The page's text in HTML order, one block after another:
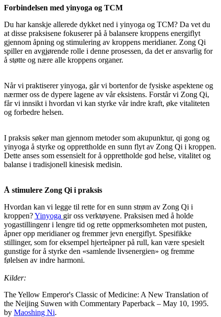
Forbindelsen med yinyoga og TCM
Du har kanskje allerede dykket ned i yinyoga og TCM? Da vet du
at disse praksisene fokuserer på å balansere kroppens energiflyt
gjennom åpning og stimulering av kroppens meridianer. Zong Qi
spiller en avgjørende rolle i denne prosessen, da det er ansvarlig for
å støtte og nære alle kroppens organer.
Når vi praktiserer yinyoga, går vi bortenfor de fysiske aspektene og
nærmer oss de dypere lagene av vår eksistens. Forstår vi Zong Qi,
får vi innsikt i hvordan vi kan styrke vår indre kraft, øke vitaliteten
og forbedre helsen.
I praksis søker man gjennom metoder som akupunktur, qi gong og
yinyoga å styrke og opprettholde en sunn flyt av Zong Qi i kroppen.
Dette anses som essensielt for å opprettholde god helse, vitalitet og
balanse i tradisjonell kinesisk medisin.
Å stimulere Zong Qi i praksis
Hvordan kan vi legge til rette for en sunn strøm av Zong Qi i
kroppen?Yinyoga gir oss verktøyene. Praksisen med å holde
yogastillingenr i lengre tid og rette oppmerksomheten mot pusten,
åpner opp meridianer og fremmer jevn energiflyt. Spesifikke
stillinger, som for eksempel hjerteåpner på rull, kan være spesielt
gunstige for å styrke den «samlende livsenergien» og fremme
følelsen av indre harmoni.
Kilder:
The Yellow Emperor's Classic of Medicine: A New Translation of
the Neijing Suwen with Commentary Paperback – May 10, 1995.
by Maoshing Ni.